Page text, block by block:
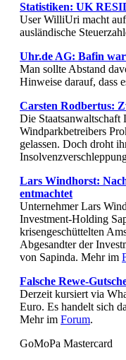
Statistiken: UK
User WilliUri macht
ausländische
Uhr.de AG: Bafin
Man sollte Abstand
Hinweise darauf, dass
Carsten Rodbertus:
Die Staatsanwaltschaft
Windparkbetreibers
gelassen. Doch droht
Lars Windhorst:
entmachtet
Unternehmer Lars
Investment-Holding
krisengeschüttelten
Abgesandter der
von Sapinda. Mehr im
Falsche Rewe-
Derzeit kursiert via
Euro. Es handelt sich
Mehr im Forum.
GoMoPa Mastercard